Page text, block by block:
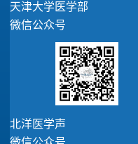
天津大学医学部
微信公众号
北洋医学声